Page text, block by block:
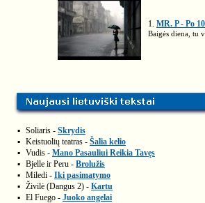
1. MR. P - Po
Baigės diena, tu
▪ Soliaris - Skrydis
▪ Keistuolių teatras - Šalia kelio
▪ Vudis - Mano Pasauliui Reikia Tavęs
▪ Bjelle ir Peru - Brolužis
▪ Miledi - Iki pasimatymo
▪ Živilė (Dangus 2) - Kartu
▪ El Fuego - Juoko angelai